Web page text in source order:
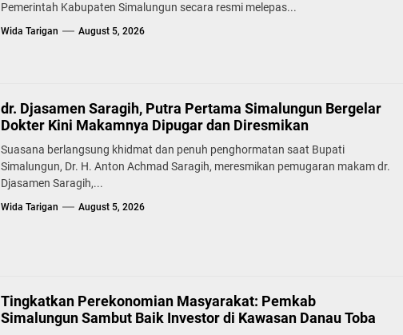
Pemerintah Kabupaten Simalungun secara resmi melepas...
Wida Tarigan August 5, 2026
dr. Djasamen Saragih, Putra Pertama Simalungun Bergelar
Dokter Kini Makamnya Dipugar dan Diresmikan
Suasana berlangsung khidmat dan penuh penghormatan saat Bupati
Simalungun, Dr. H. Anton Achmad Saragih, meresmikan pemugaran makam dr.
Djasamen Saragih,...
Wida Tarigan August 5, 2026
Tingkatkan Perekonomian Masyarakat: Pemkab
Simalungun Sambut Baik Investor di Kawasan Danau Toba